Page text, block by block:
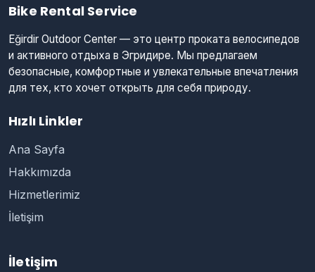
Bike Rental Service
Eğirdir Outdoor Center — это центр проката велосипедов
и активного отдыха в Эгридире. Мы предлагаем
безопасные, комфортные и увлекательные впечатления
для тех, кто хочет открыть для себя природу.
Hızlı Linkler
Ana Sayfa
Hakkımızda
Hizmetlerimiz
İletişim
İletişim